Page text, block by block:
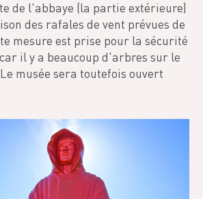
de l'abbaye (la partie extérieure)
des rafales de vent prévues de
mesure est prise pour la sécurité
il y a beaucoup d'arbres sur le
musée sera toutefois ouvert